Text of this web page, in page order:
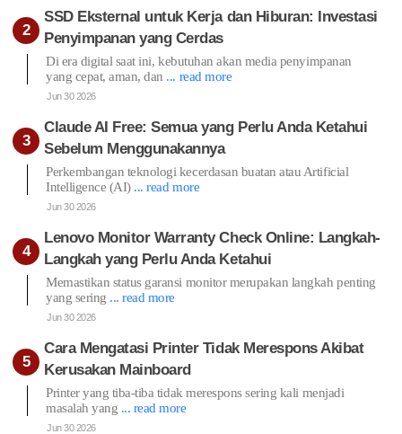
SSD Eksternal untuk Kerja dan Hiburan: Investasi
Penyimpanan yang Cerdas
Di era digital saat ini, kebutuhan akan media penyimpanan
yang cepat, aman, dan ... read more
Jun 30 2026
Claude AI Free: Semua yang Perlu Anda Ketahui
Sebelum Menggunakannya
Perkembangan teknologi kecerdasan buatan atau Artificial
Intelligence (AI) ... read more
Jun 30 2026
Lenovo Monitor Warranty Check Online: Langkah-
Langkah yang Perlu Anda Ketahui
Memastikan status garansi monitor merupakan langkah penting
yang sering ... read more
Jun 30 2026
Cara Mengatasi Printer Tidak Merespons Akibat
Kerusakan Mainboard
Printer yang tiba-tiba tidak merespons sering kali menjadi
masalah yang ... read more
Jun 30 2026